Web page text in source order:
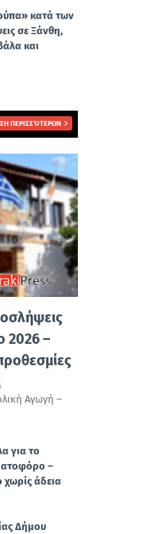
κατά των
σε Ξάνθη,
και
ΠΕΡΙΣΣΌΤΕΡΩΝ
2026 –
Αγωγή –
για το
–
χωρίς άδεια
Δήμου